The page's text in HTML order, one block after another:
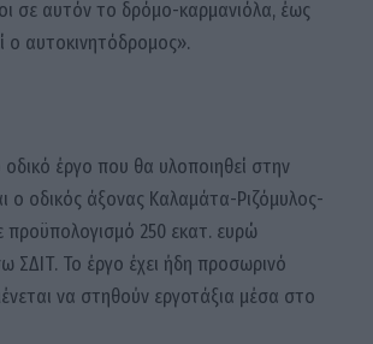
σε αυτόν το δρόμο-καρμανιόλα, έως
ο αυτοκινητόδρομος».
έργο που θα υλοποιηθεί στην
ο οδικός άξονας Καλαμάτα-Ριζόμυλος-
250 εκατ. ευρώ
ΣΔΙΤ. Το έργο έχει ήδη προσωρινό
να στηθούν εργοτάξια μέσα στο